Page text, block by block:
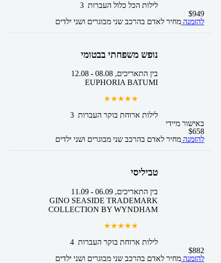
3 לילות הכל כלול העברות
$949
להזמנה מחיר לאדם בהרכב שני מבוגרים ושני ילדים
נופש משפחתי בבטומי
בין התאריכים, -
12.08
EUPHORIA BATUMI
3 לילות ארוחת בוקר העברות
באישור מיידי
$658
להזמנה מחיר לאדם בהרכב שני מבוגרים ושני ילדים
טביליסי
בין התאריכים, -
11.09
GINO SEASIDE TRADEMARK
COLLECTION BY WYNDHAM
4 לילות ארוחת בוקר העברות
$882
להזמנה מחיר לאדם בהרכב שני מבוגרים ושני ילדים